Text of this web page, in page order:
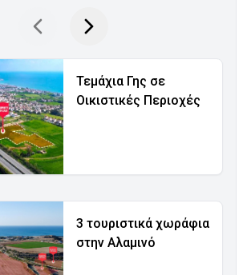
Τεμάχια Γης σε
Οικιστικές Περιοχές
3 τουριστικά χωράφια
στην Αλαμινό